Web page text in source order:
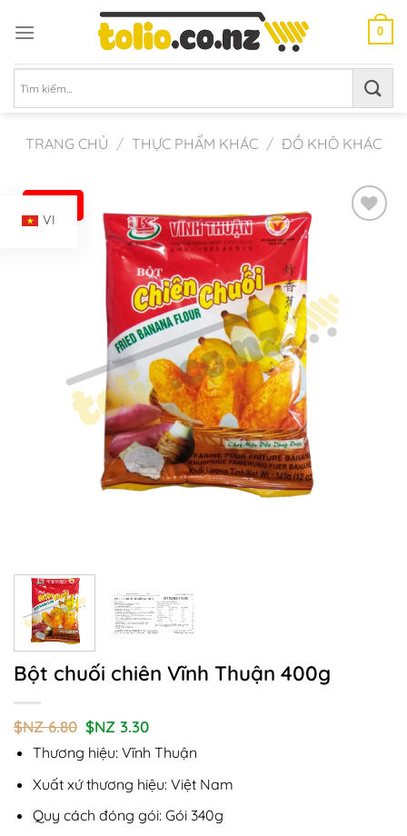
đến
0
kiếm:
TRANG CHỦ / THỰC PHẨM KHÁC / ĐỒ KHÔ KHÁC
Bột chuối chiên Vĩnh Thuận 400g
$NZ6.80 Giá
gốc
là:
6.80.
$NZ 3.30Giá
tại
$NZ
3.30.
Thương hiệu: Vĩnh Thuận
Xuất xứ thương hiệu: Việt Nam
Quy cách đóng gói: Gói 340g
VI